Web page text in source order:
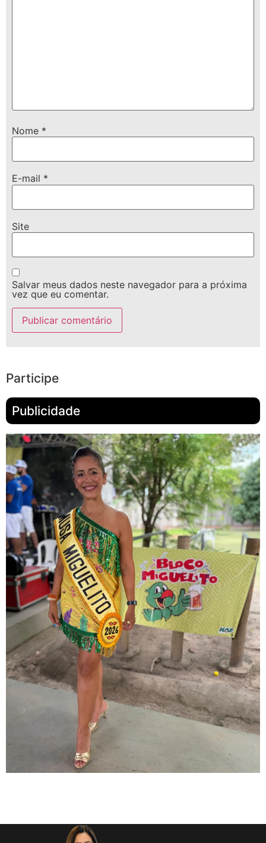
Nome *
E-mail *
Site
Salvar meus dados neste navegador para a próxima
vez que eu comentar.
Participe
Publicidade